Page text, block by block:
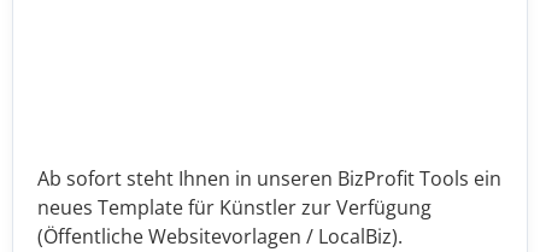
Ab sofort steht Ihnen in unseren BizProfit Tools ein
neues Template für Künstler zur Verfügung
(Öffentliche Websitevorlagen / LocalBiz).